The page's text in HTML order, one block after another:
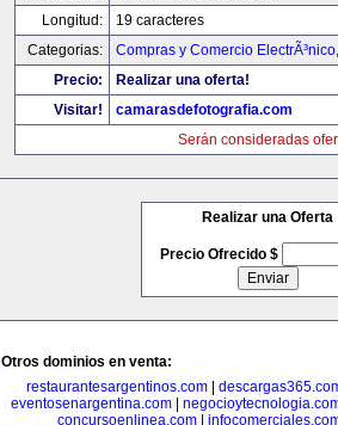
Longitud:
19 caracteres
Categorias:
Compras y Comercio ElectrÃ³nico
Precio:
Realizar una oferta!
Visitar!
camarasdefotografia.com
Serán consideradas
Realizar una Oferta
Precio Ofrecido $
Otros dominios en venta:
restaurantesargentinos.com
eventosenargentina.com
concursoenlinea.com|